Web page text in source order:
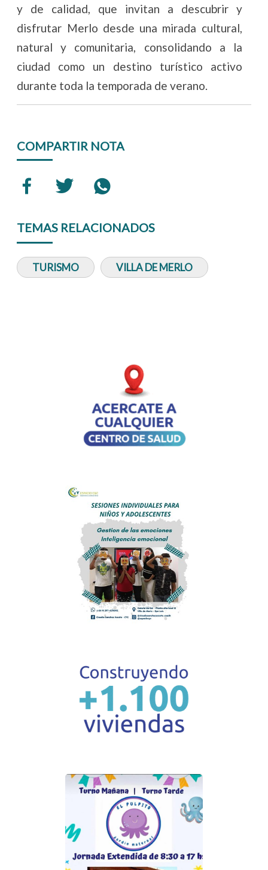
y de calidad, que invitan a descubrir y
disfrutar Merlo desde una mirada cultural,
natural y comunitaria, consolidando a la
ciudad como un destino turístico activo
durante toda la temporada de verano.
COMPARTIR NOTA
TEMAS RELACIONADOS
TURISMO VILLA DE MERLO